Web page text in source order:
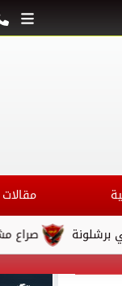
مقالات
صراع مشتعل على